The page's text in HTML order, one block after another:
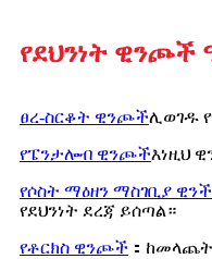
የደህንነት ዊንጮች
ፀረ-ስርቆት ዊንጮችሊወገዱ
የፔንታሎብ ዊንጮችእነዚህ
የሶስት ማዕዘን ማስገቢያ ዊንች
የደህንነት ደረጃ ይሰጣል።
የቶርክስ ዊንጮች ：